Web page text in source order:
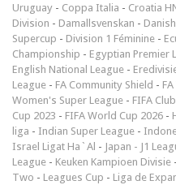
Uruguay - Coppa Italia - Croatia
Division - Damallsvenskan -
Supercup - Division 1 Féminine -
Championship - Egyptian Premier
English National League -
League - FA Community Shield -
Women's Super League - FIFA
Cup 2023 - FIFA World Cup 2026 -
liga - Indian Super League -
Israel Ligat Ha`Al - Japan - J1
League - Keuken Kampioen Divisie -
Two - Leagues Cup - Liga de